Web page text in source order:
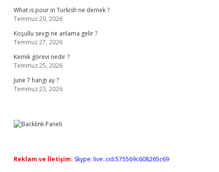
What is pour in Turkish ne demek ?
Temmuz 29, 2026
Koşullu sevgi ne anlama gelir ?
Temmuz 27, 2026
Kemik görevi nedir ?
Temmuz 25, 2026
June 7 hangi ay ?
Temmuz 23, 2026
Reklam ve İletişim: Skype: live:.cid.575569c608265c69